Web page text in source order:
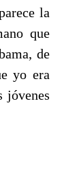
la
que
de
yo era
jóvenes